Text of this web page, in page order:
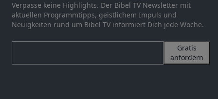
Verpasse keine Highlights. Der Bibel TV Newsletter mit
aktuellen Programmtipps, geistlichem Impuls und
Neuigkeiten rund um Bibel TV informiert Dich jede Woche.
Gratis
anfordern